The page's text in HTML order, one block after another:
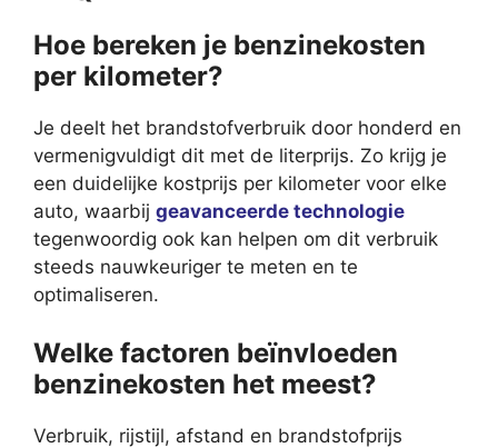
Hoe bereken je benzinekosten
per kilometer?
Je deelt het brandstofverbruik door honderd en
vermenigvuldigt dit met de literprijs. Zo krijg je
een duidelijke kostprijs per kilometer voor elke
auto, waarbij geavanceerde technologie
tegenwoordig ook kan helpen om dit verbruik
steeds nauwkeuriger te meten en te
optimaliseren.
Welke factoren beïnvloeden
benzinekosten het meest?
Verbruik, rijstijl, afstand en brandstofprijs